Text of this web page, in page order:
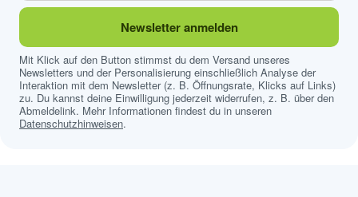
Newsletter anmelden
Mit Klick auf den Button stimmst du dem Versand unseres
Newsletters und der Personalisierung einschließlich Analyse der
Interaktion mit dem Newsletter (z. B. Öffnungsrate, Klicks auf Links)
zu. Du kannst deine Einwilligung jederzeit widerrufen, z. B. über den
Abmeldelink. Mehr Informationen findest du in unseren
Datenschutzhinweisen.